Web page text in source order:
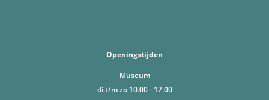
Openingstijden
Museum
di t/m zo 10.00 - 17.00